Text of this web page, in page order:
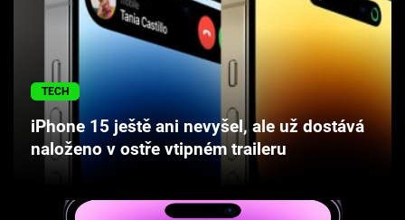
Hry
Cool Esport
Pořady
TV Program
TECH
iPhone 15 ještě ani nevyšel, ale už dostává
naloženo v ostře vtipném traileru